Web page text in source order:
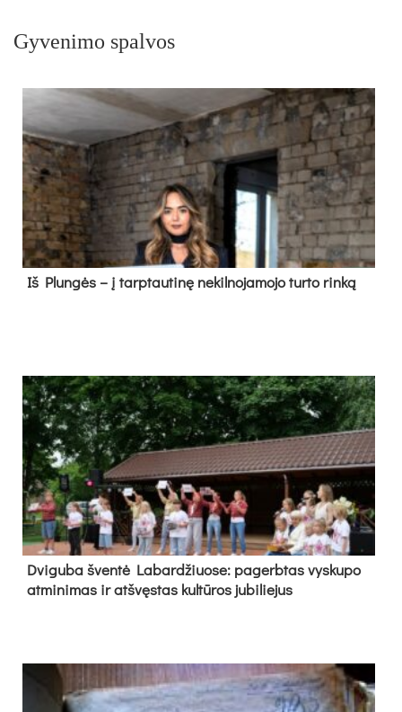
Gyvenimo spalvos
Iš Plungės – į tarptautinę nekilnojamojo turto rinką
Dvi­gu­ba šven­tė La­bar­džiuo­se: pa­gerb­tas vys­ku­po
at­mi­ni­mas ir at­švęs­tas kul­tū­ros ju­bi­lie­jus